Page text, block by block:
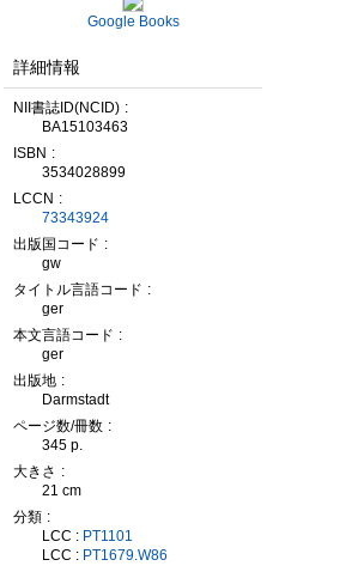
Google Books
詳細情報
NII書誌ID(NCID)
BA15103463
ISBN
3534028899
LCCN
73343924
出版国コード
gw
タイトル言語コード
ger
本文言語コード
ger
出版地
Darmstadt
ページ数/冊数
345 p.
大きさ
21 cm
分類
LCC : PT1101
LCC : PT1679.W86